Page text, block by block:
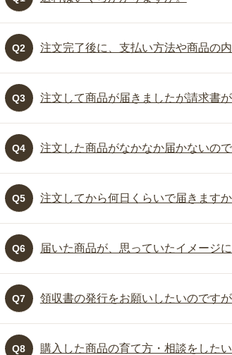
Q2 注文完了後に、支払い方法や商品の
Q3 注文して商品が届きましたが請求書が
Q4 注文した商品がなかなか届かないの
Q5 注文してから何日くらいで届きますか
Q6 届いた商品が、思っていたイメージ
Q7 領収書の発行をお願いしたいのですが
Q8 購入した商品の育て方・相談をしたい